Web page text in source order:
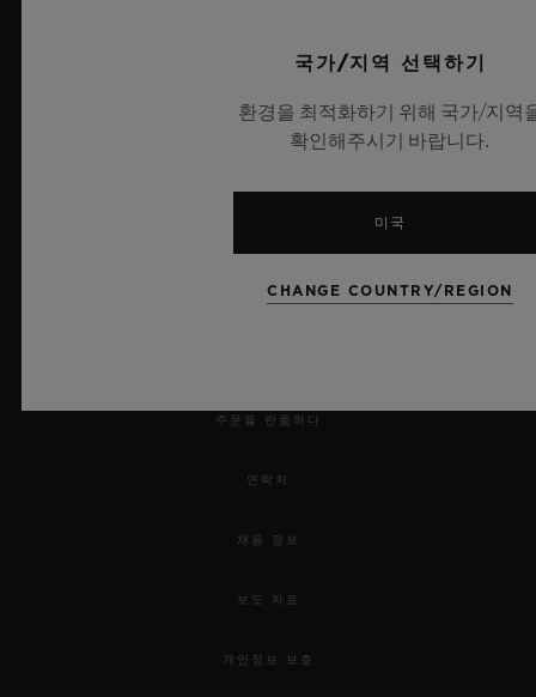
예약하기
주문을 반품하다
연락처
채용 정보
보도 자료
개인정보 보호
국가/지역 선택하기
환경을 최적화하기 위해 국가/지역
확인해주시기 바랍니다.
미국
CHANGE COUNTRY/REGION